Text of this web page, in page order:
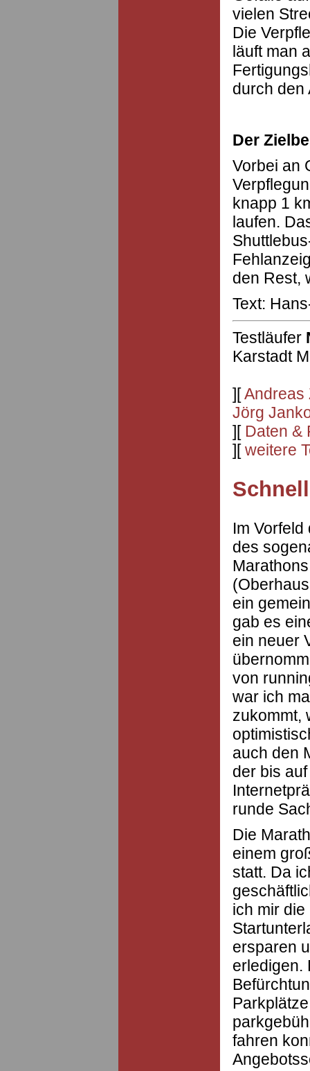
vielen
Die
läuft man
durch den
Der
Vorbei an
knapp 1
laufen.
den Rest,
Text:
Testläufer
Karstadt
][Andreas
Jörg
][ Daten &
][weitere
Im
des
ein
gab es
ein neuer
von
war ich
zukommt,
auch den
der bis
runde
Die
einem
statt. Da
ich mir
ersparen
erledigen.
fahren